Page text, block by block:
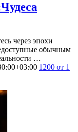
через эпохи
обычным
…
1200 от 1